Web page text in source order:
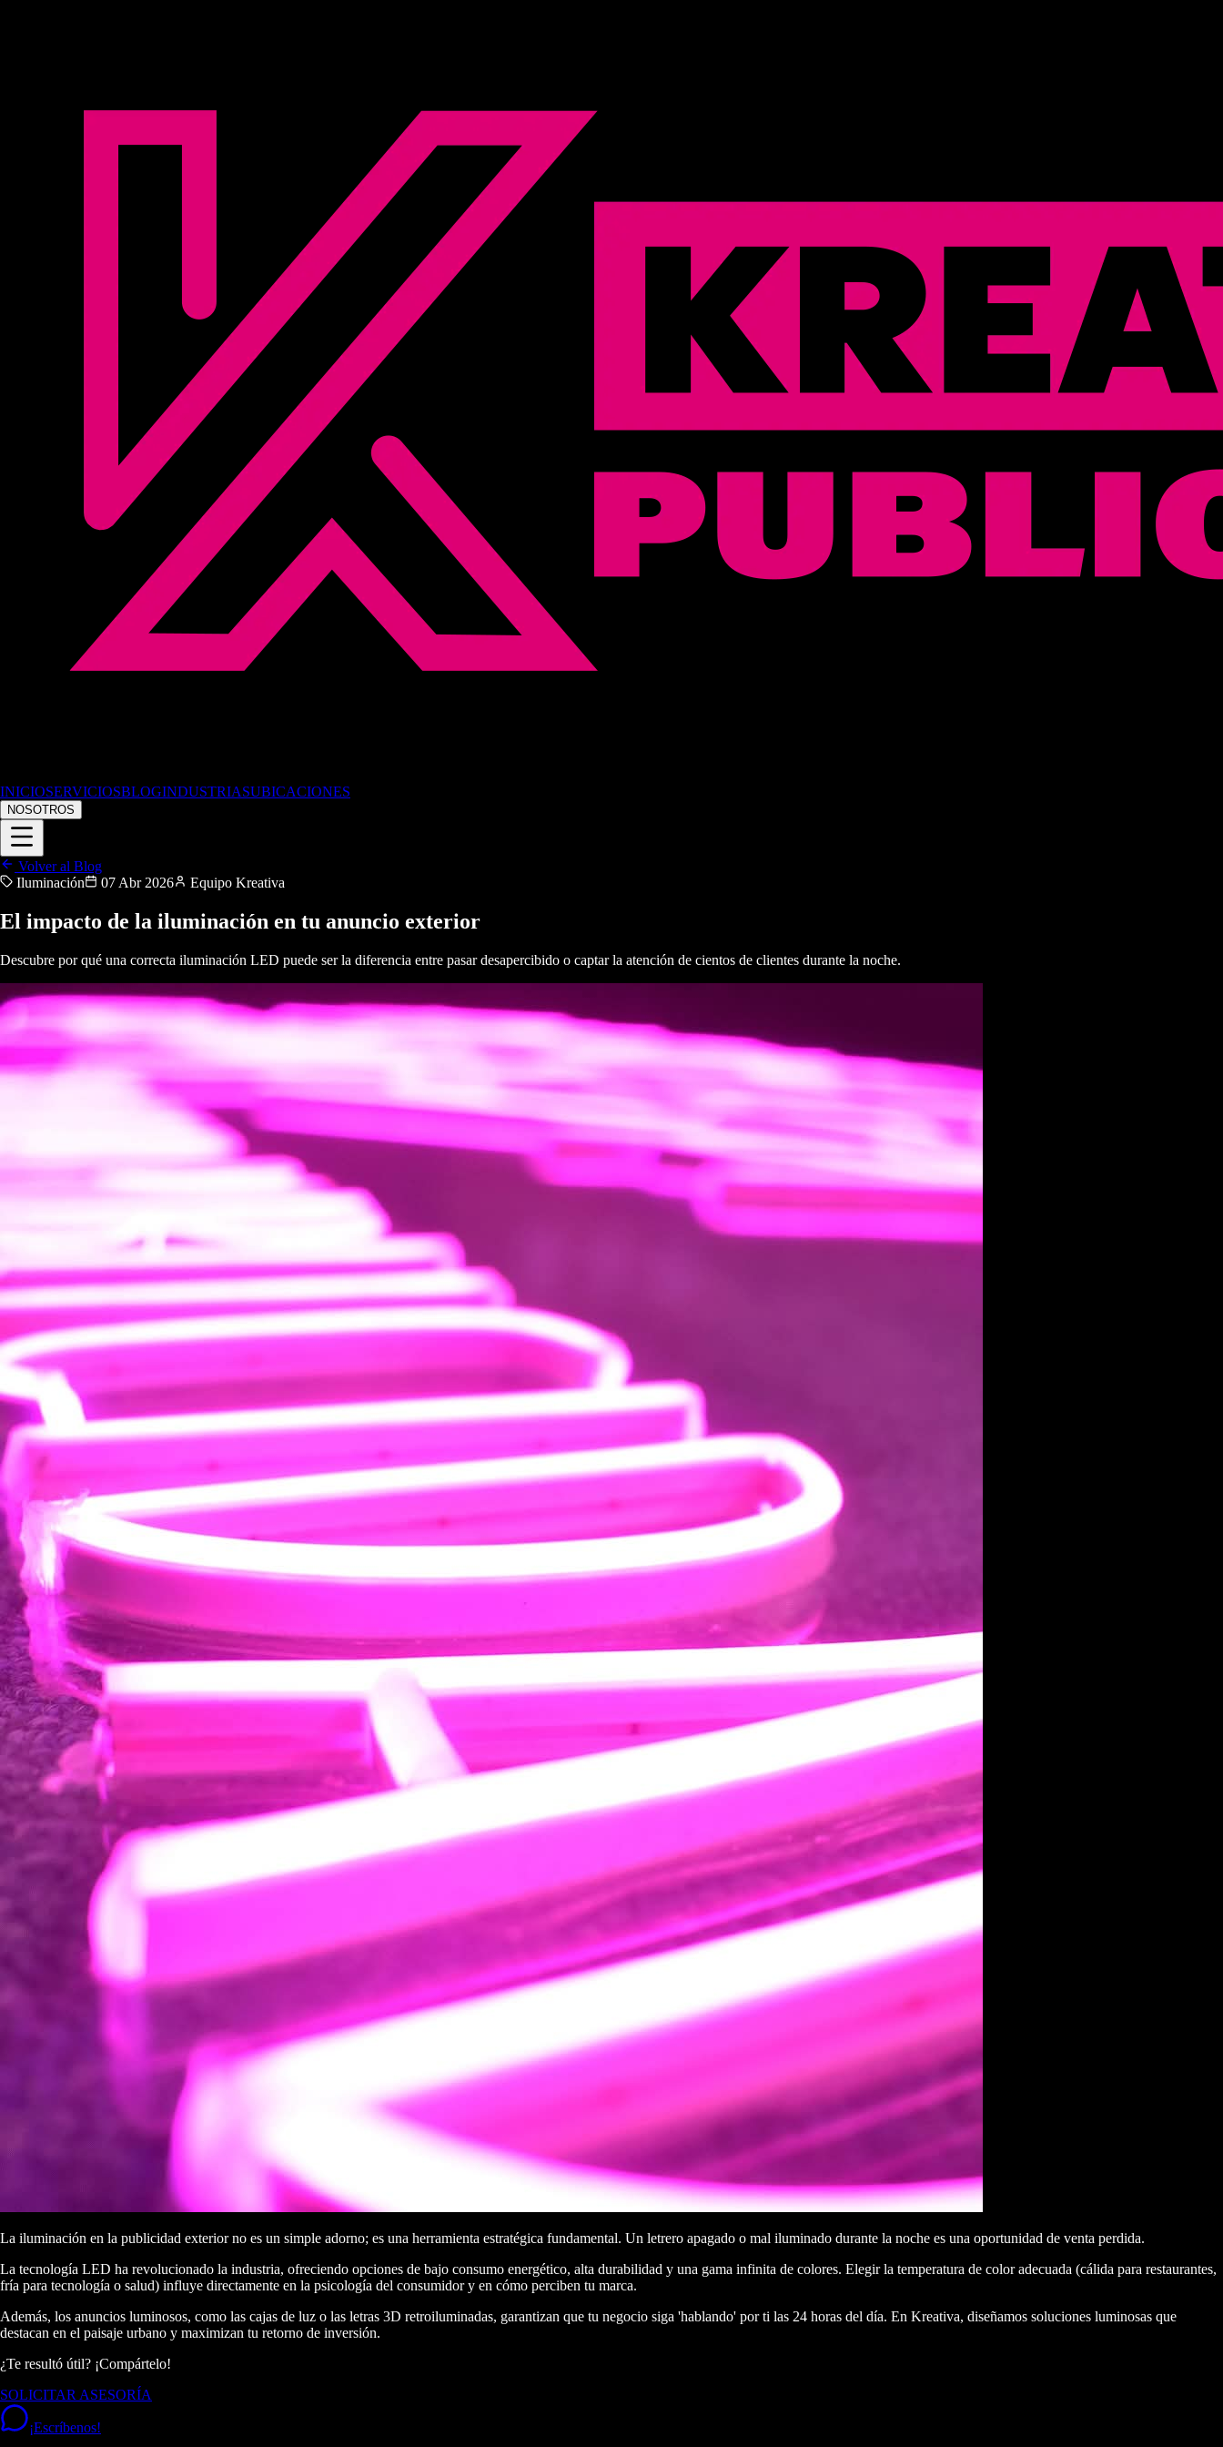
INICIOSERVICIOSBLOGINDUSTRIASUBICACIONES
NOSOTROS
Volver al Blog
Iluminación
07 Abr 2026 Equipo Kreativa
El impacto de la iluminación en tu anuncio exterior
Descubre por qué una correcta iluminación LED puede ser la diferencia entre pasar desapercibido o captar la atención de cientos de clientes durante la noche.
La iluminación en la publicidad exterior no es un simple adorno; es una herramienta estratégica fundamental. Un letrero apagado o mal iluminado durante la noche es una oportunidad de venta perdida.
La tecnología LED ha revolucionado la industria, ofreciendo opciones de bajo consumo energético, alta durabilidad y una gama infinita de colores. Elegir la temperatura de color adecuada (cálida para restaurantes,
fría para tecnología o salud) influye directamente en la psicología del consumidor y en cómo perciben tu marca.
Además, los anuncios luminosos, como las cajas de luz o las letras 3D retroiluminadas, garantizan que tu negocio siga 'hablando' por ti las 24 horas del día. En Kreativa, diseñamos soluciones luminosas que
destacan en el paisaje urbano y maximizan tu retorno de inversión.
¿Te resultó útil? ¡Compártelo!
SOLICITAR ASESORÍA
¡Escríbenos!